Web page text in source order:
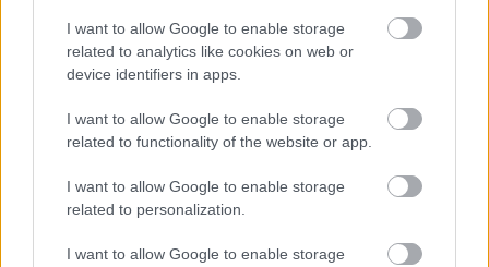
I want to allow Google to enable storage
related to analytics like cookies on web or
device identifiers in apps.
I want to allow Google to enable storage
related to functionality of the website or app.
I want to allow Google to enable storage
related to personalization.
I want to allow Google to enable storage
HIRDETÉS
HIRDETÉS
LEGOLVASOTTABB